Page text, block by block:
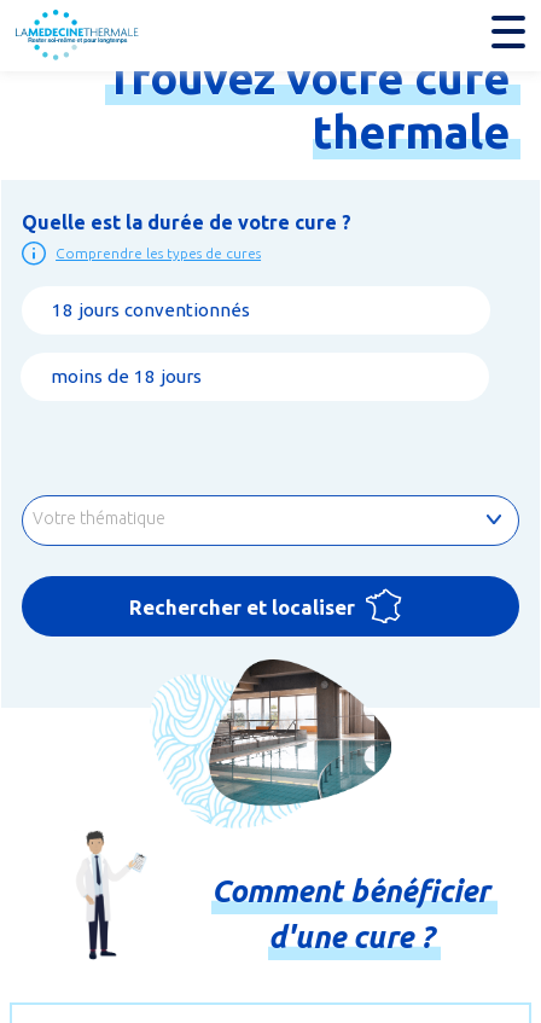
Trouvezvotrecure
thermale
Quelle est la durée de votre cure ?
Comprendre les types de cures
18 jours conventionnés
moins de 18 jours
Votre thématique
Rechercher et localiser
Comment bénéficier
d'une cure ?